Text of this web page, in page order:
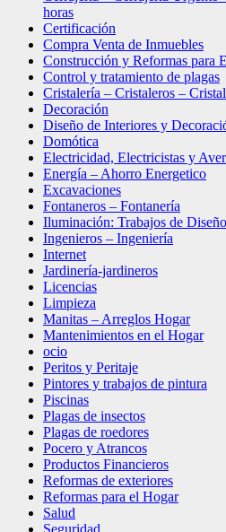
horas
Certificación
Compra Venta de Inmuebles
Construcción y Reformas para
Control y tratamiento de plagas
Cristalería – Cristaleros –
Decoración
Diseño de Interiores y
Domótica
Electricidad, Electricistas y
Energía – Ahorro Energetico
Excavaciones
Fontaneros – Fontanería
Iluminación: Trabajos de
Ingenieros – Ingeniería
Internet
Jardinería-jardineros
Licencias
Limpieza
Manitas – Arreglos Hogar
Mantenimientos en el Hogar
ocio
Peritos y Peritaje
Pintores y trabajos de pintura
Piscinas
Plagas de insectos
Plagas de roedores
Pocero y Atrancos
Productos Financieros
Reformas de exteriores
Reformas para el Hogar
Salud
Seguridad